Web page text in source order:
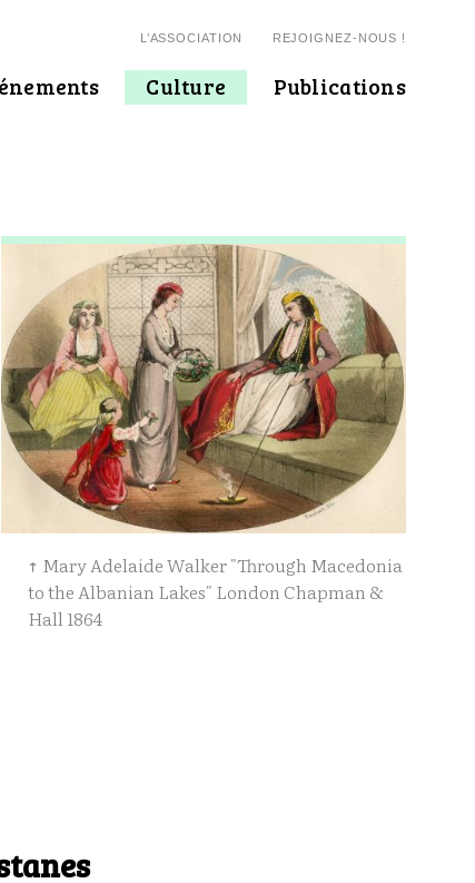
L’ASSOCIATION REJOIGNEZ-NOUS !
Culture Publications
Mary Adelaide Walker "Through Macedonia
to the Albanian Lakes" London Chapman &
Hall 1864